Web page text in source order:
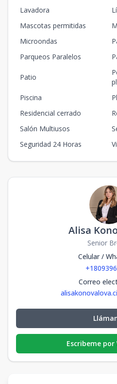
Lavadora
Mascotas permitidas
Microondas
Parqueos Paralelos
Patio
Piscina
Residencial cerrado
Salón Multiusos
Seguridad 24 Horas
Alisa
Senior
Celular /
Correo
Escribeme